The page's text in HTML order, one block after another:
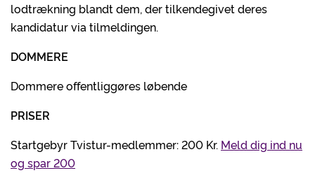
lodtrækning blandt dem, der tilkendegivet deres
kandidatur via tilmeldingen.
DOMMERE
Dommere offentliggøres løbende
PRISER
Startgebyr Tvistur-medlemmer: 200 Kr. Meld dig ind nu
og spar 200